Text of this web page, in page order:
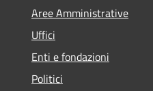
Aree Amministrative
Uffici
Enti e fondazioni
Politici